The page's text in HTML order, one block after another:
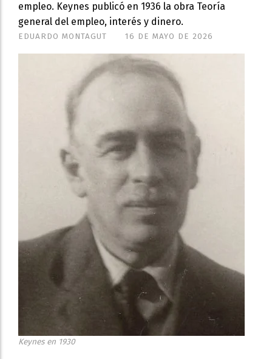
empleo. Keynes publicó en 1936 la obra Teoría
general del empleo, interés y dinero.
16 DE MAYO DE 2026
EDUARDO MONTAGUT
Keynes en 1930